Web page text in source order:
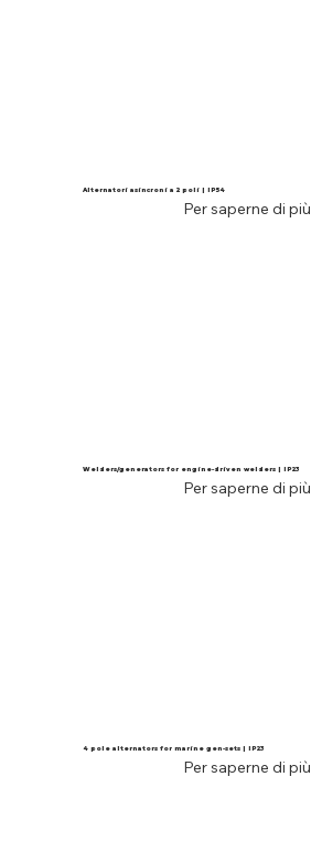
Alternatori asincroni a 2 poli | IP54
Per saperne di più
Welders/generators for engine-driven welders | IP23
Per saperne di più
4 pole alternators for marine gen-sets | IP23
Per saperne di più